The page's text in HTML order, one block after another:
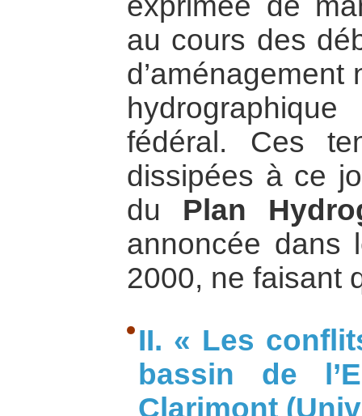
au cours des
fédéral. Ces
dissipées à ce
du Plan
annoncée dans
2000, ne faisant
II. « Les
bassin de
Clarimont